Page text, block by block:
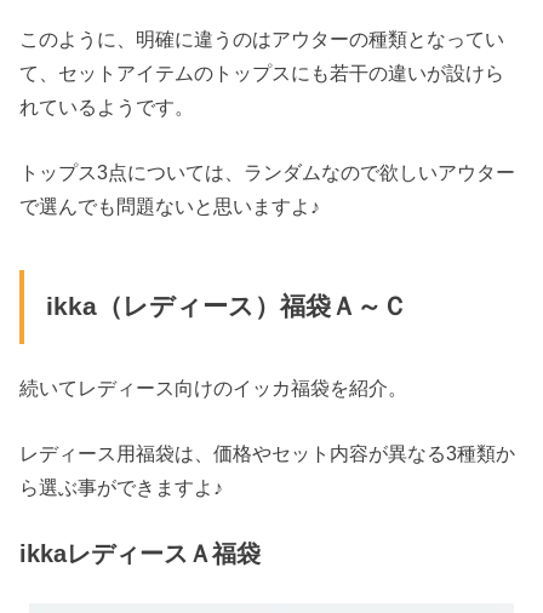
このように、明確に違うのはアウターの種類となってい
て、セットアイテムのトップスにも若干の違いが設けら
れているようです。
トップス3点については、ランダムなので欲しいアウター
で選んでも問題ないと思いますよ♪
ikka（レディース）福袋Ａ～Ｃ
続いてレディース向けのイッカ福袋を紹介。
レディース用福袋は、価格やセット内容が異なる3種類か
ら選ぶ事ができますよ♪
ikkaレディースＡ福袋